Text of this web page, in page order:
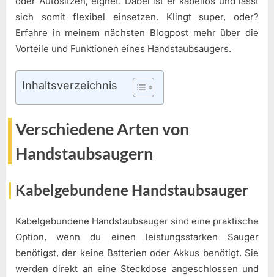
sich somit flexibel einsetzen. Klingt super, oder?
Erfahre in meinem nächsten Blogpost mehr über die
Vorteile und Funktionen eines Handstaubsaugers.
Inhaltsverzeichnis
Verschiedene Arten von
Handstaubsaugern
Kabelgebundene Handstaubsauger
Kabelgebundene Handstaubsauger sind eine praktische
Option, wenn du einen leistungsstarken Sauger
benötigst, der keine Batterien oder Akkus benötigt. Sie
werden direkt an eine Steckdose angeschlossen und